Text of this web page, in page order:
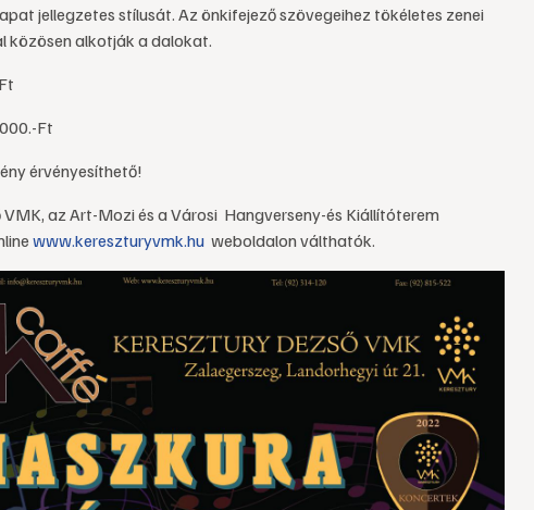
jellegzetes stílusát. Az önkifejező szövegeihez tökéletes zenei
közösen alkotják a dalokat.
Ft
érvényesíthető!
VMK, az Art-Mozi és a Városi Hangverseny-és Kiállítóterem
www.kereszturyvmk.hu weboldalon válthatók.